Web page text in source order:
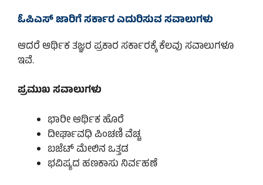
ಓಪಿಎಸ್ ಜಾರಿಗೆ ಸರ್ಕಾರ ಎದುರಿಸುವ ಸವಾಲುಗಳು
ಆದರೆ ಆರ್ಥಿಕ ತಜ್ಞರ ಪ್ರಕಾರ ಸರ್ಕಾರಕ್ಕೆ ಕೆಲವು ಸವಾಲುಗಳೂ
ಇವೆ.
ಪ್ರಮುಖ ಸವಾಲುಗಳು
ಭಾರೀ ಆರ್ಥಿಕ ಹೊರೆ
ದೀರ್ಘಾವಧಿ ಪಿಂಚಣಿ ವೆಚ್ಚ
ಬಜೆಟ್ ಮೇಲಿನ ಒತ್ತಡ
ಭವಿಷ್ಯದ ಹಣಕಾಸು ನಿರ್ವಹಣೆ